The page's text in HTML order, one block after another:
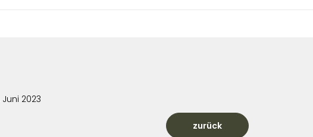
Juni 2023
zurück